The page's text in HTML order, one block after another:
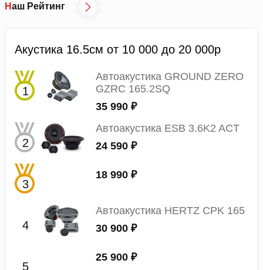
Наш Рейтинг
Акустика 16.5см от 10 000 до 20 000р
Автоакустика GROUND ZERO
GZRC 165.2SQ
35 990 ₽
Автоакустика ESB 3.6K2 ACT
24 590 ₽
18 990 ₽
Автоакустика HERTZ CPK 165
30 900 ₽
25 900 ₽